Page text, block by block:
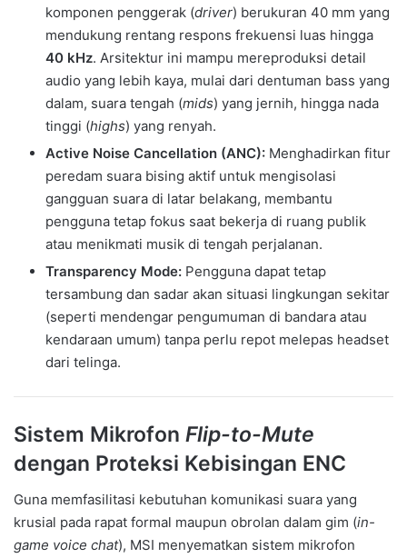
komponen penggerak (driver) berukuran 40 mm yang
mendukung rentang respons frekuensi luas hingga
40 kHz. Arsitektur ini mampu mereproduksi detail
audio yang lebih kaya, mulai dari dentuman bass yang
dalam, suara tengah (mids) yang jernih, hingga nada
tinggi (highs) yang renyah.
Active Noise Cancellation (ANC): Menghadirkan fitur
peredam suara bising aktif untuk mengisolasi
gangguan suara di latar belakang, membantu
pengguna tetap fokus saat bekerja di ruang publik
atau menikmati musik di tengah perjalanan.
Transparency Mode: Pengguna dapat tetap
tersambung dan sadar akan situasi lingkungan sekitar
(seperti mendengar pengumuman di bandara atau
kendaraan umum) tanpa perlu repot melepas headset
dari telinga.
Sistem Mikrofon Flip-to-Mute
dengan Proteksi Kebisingan ENC
Guna memfasilitasi kebutuhan komunikasi suara yang
krusial pada rapat formal maupun obrolan dalam gim (in-
game voice chat), MSI menyematkan sistem mikrofon